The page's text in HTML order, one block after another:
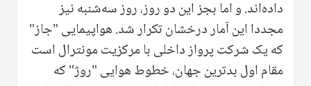
داده‌اند. و اما بجز این دو روز، روز سه‌شنبه نیز
مجددا این آمار درخشان تکرار شد. هواپیمایی "جاز"
که یک شرکت پرواز داخلی با مرکزیت مونترال است
مقام اول بدترین جهان، خطوط هوایی "روژ" که